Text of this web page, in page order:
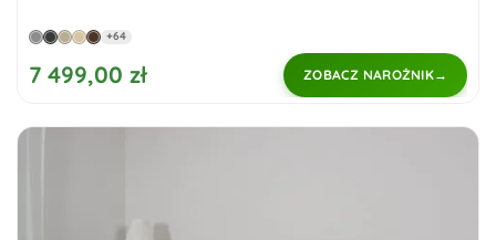
+64
7 499,00 zł ZOBACZ NAROŻNIK